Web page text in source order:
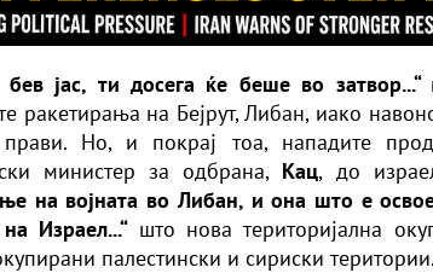
јас, ти досега ќе беше во затвор...“
ракетирања на Бејрут, Либан, иако
Но, и покрај тоа, нападите
министер за одбрана, Кац, до
на војната во Либан, и она што е
Израел...“ што нова територијална
палестински и сириски територии.